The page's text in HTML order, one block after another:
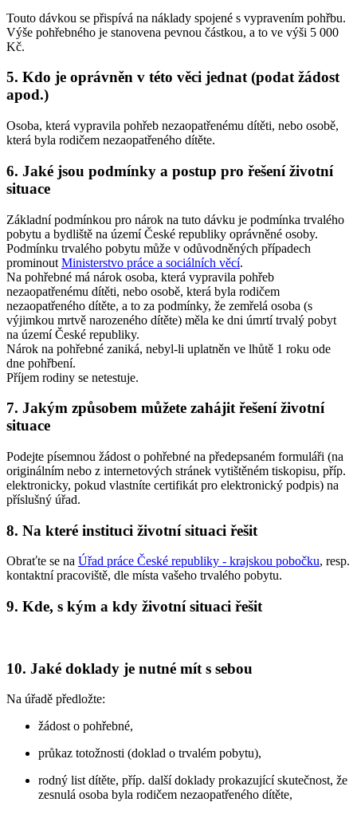
Touto dávkou se přispívá na náklady spojené s vypravením pohřbu.
Výše pohřebného je stanovena pevnou částkou, a to ve výši 5 000
Kč.
5. Kdo je oprávněn v této věci jednat (podat žádost
apod.)
Osoba, která vypravila pohřeb nezaopatřenému dítěti, nebo osobě,
která byla rodičem nezaopatřeného dítěte.
6. Jaké jsou podmínky a postup pro řešení životní
situace
Základní podmínkou pro nárok na tuto dávku je podmínka trvalého
pobytu a bydliště na území České republiky oprávněné osoby.
Podmínku trvalého pobytu může v odůvodněných případech
prominout Ministerstvo práce a sociálních věcí.
Na pohřebné má nárok osoba, která vypravila pohřeb
nezaopatřenému dítěti, nebo osobě, která byla rodičem
nezaopatřeného dítěte, a to za podmínky, že zemřelá osoba (s
výjimkou mrtvě narozeného dítěte) měla ke dni úmrtí trvalý pobyt
na území České republiky.
Nárok na pohřebné zaniká, nebyl-li uplatněn ve lhůtě 1 roku ode
dne pohřbení.
Příjem rodiny se netestuje.
7. Jakým způsobem můžete zahájit řešení životní
situace
Podejte písemnou žádost o pohřebné na předepsaném formuláři (na
originálním nebo z internetových stránek vytištěném tiskopisu, příp.
elektronicky, pokud vlastníte certifikát pro elektronický podpis) na
příslušný úřad.
8. Na které instituci životní situaci řešit
Obraťte se na Úřad práce České republiky - krajskou pobočku, resp.
kontaktní pracoviště, dle místa vašeho trvalého pobytu.
9. Kde, s kým a kdy životní situaci řešit
10. Jaké doklady je nutné mít s sebou
Na úřadě předložte:
žádost o pohřebné,
průkaz totožnosti (doklad o trvalém pobytu),
rodný list dítěte, příp. další doklady prokazující skutečnost, že
zesnulá osoba byla rodičem nezaopatřeného dítěte,